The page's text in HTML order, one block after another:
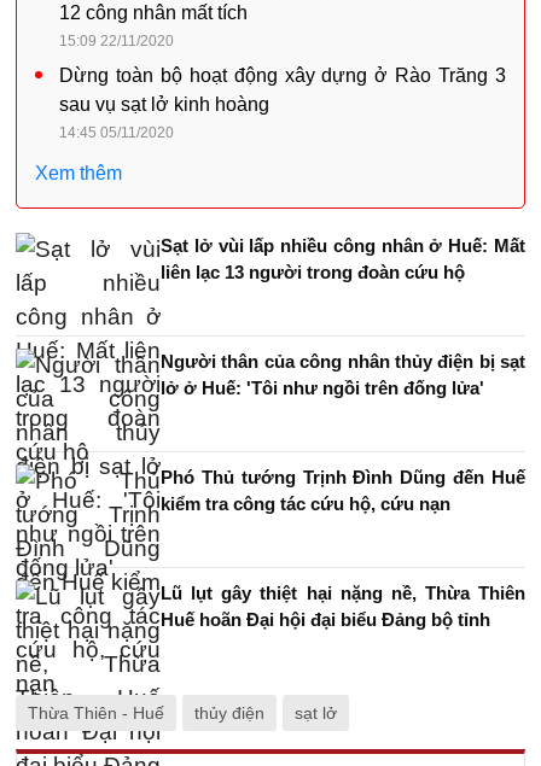
12 công nhân mất tích
15:09 22/11/2020
Dừng toàn bộ hoạt động xây dựng ở Rào Trăng 3
sau vụ sạt lở kinh hoàng
14:45 05/11/2020
Xem thêm
Sạt lở vùi lấp nhiều công nhân ở Huế: Mất
liên lạc 13 người trong đoàn cứu hộ
Người thân của công nhân thủy điện bị sạt
lở ở Huế: 'Tôi như ngồi trên đống lửa'
Phó Thủ tướng Trịnh Đình Dũng đến Huế
kiểm tra công tác cứu hộ, cứu nạn
Lũ lụt gây thiệt hại nặng nề, Thừa Thiên
Huế hoãn Đại hội đại biểu Đảng bộ tỉnh
Thừa Thiên - Huế thủy điện sạt lở